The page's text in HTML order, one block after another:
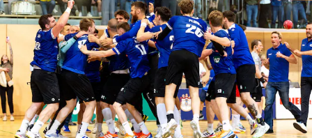
search
Suchbegriff
eingeben
© Krone Multimedia GmbH & Co KG 2026
Muthgasse 2, 1190 Wien